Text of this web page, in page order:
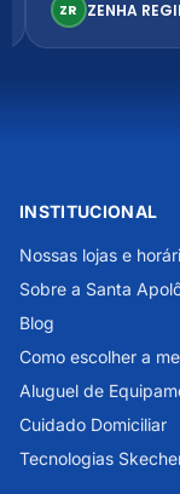
ZR ZENHA
INSTITUCIONAL
Nossas lojas e
Sobre a Santa
Blog
Como escolher a
Aluguel de
Cuidado Domiciliar
Tecnologias